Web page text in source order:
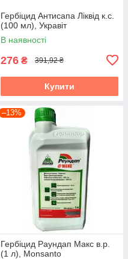
Гербіцид Антисапа Ліквід к.с.
(100 мл), Укравіт
В наявності
276 ₴ 391,92 ₴
Купити
–13%
Гербіцид Раундап Макс в.р.
(1 л), Monsanto